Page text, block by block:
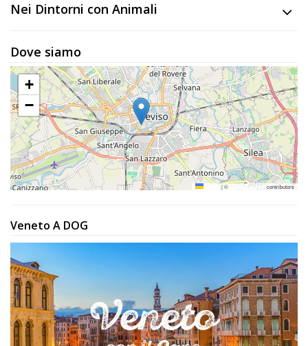
Attività
Accedi
Registrati
Nei Dintorni con Animali
Dove siamo
+
−
|© OpenStreetMap contributors
Veneto A DOG